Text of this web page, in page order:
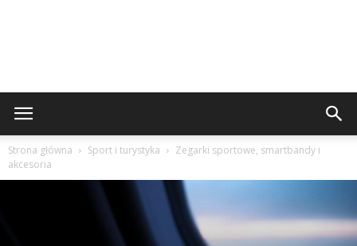
Strona główna Sport i turystyka
Zegarki sportowe, smartbandy i
akcesoria